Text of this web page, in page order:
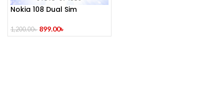
Nokia 108 Dual Sim
1,200.00৳ 899.00৳